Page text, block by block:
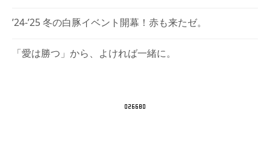
’24-’25 冬の白豚イベント開幕！赤も来たゼ。
「愛は勝つ」から、よければ一緒に。